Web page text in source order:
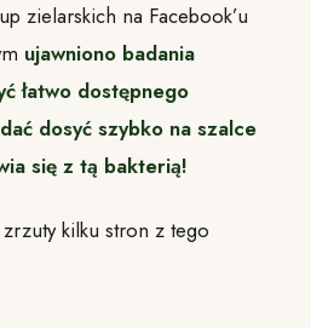
zielarskich na Facebook’u
ujawniono badania
łatwo dostępnego
dosyć szybko na szalce
się z tą bakterią!
kilku stron z tego